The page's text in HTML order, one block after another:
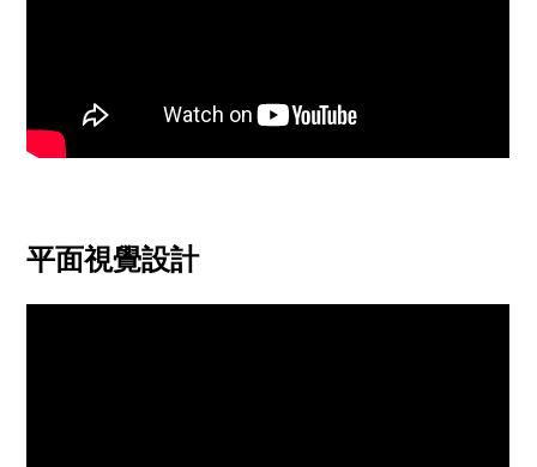
平面視覺設計